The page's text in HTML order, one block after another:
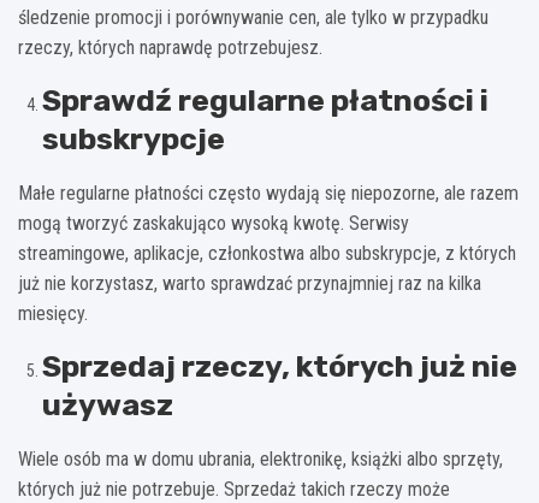
śledzenie promocji i porównywanie cen, ale tylko w przypadku
rzeczy, których naprawdę potrzebujesz.
Sprawdź regularne płatności i
subskrypcje
Małe regularne płatności często wydają się niepozorne, ale razem
mogą tworzyć zaskakująco wysoką kwotę. Serwisy
streamingowe, aplikacje, członkostwa albo subskrypcje, z których
już nie korzystasz, warto sprawdzać przynajmniej raz na kilka
miesięcy.
Sprzedaj rzeczy, których już nie
używasz
Wiele osób ma w domu ubrania, elektronikę, książki albo sprzęty,
których już nie potrzebuje. Sprzedaż takich rzeczy może